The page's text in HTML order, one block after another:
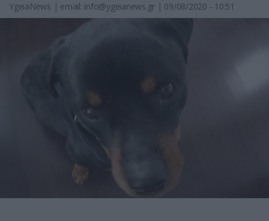
YgeiaNews | email: info@ygeianews.gr | 09/08/2020 - 10:51